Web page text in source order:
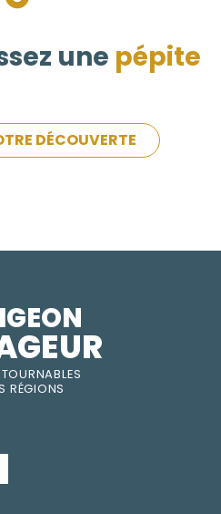
une pépite
DÉCOUVERTE
OURNABLES
RÉGIONS